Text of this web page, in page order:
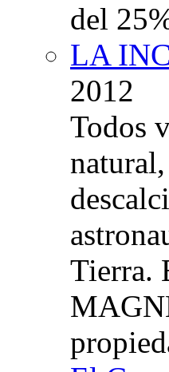
del
LA
2012
Todos
Tierra.